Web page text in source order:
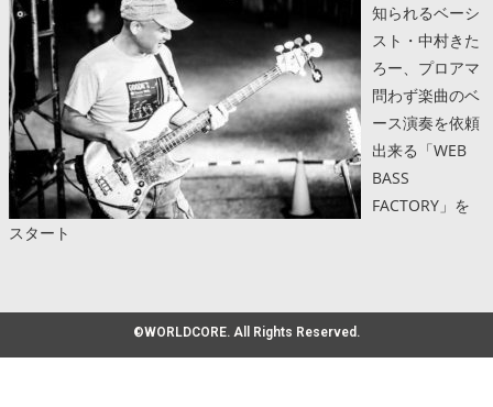
知られるベーシ
スト・中村きた
ろー、プロアマ
問わず楽曲のベ
ース演奏を依頼
出来る「WEB
BASS
FACTORY」を
スタート
©WORLDCORE. All Rights Reserved.